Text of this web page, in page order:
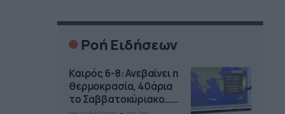
Ροή Ειδήσεων
Καιρός 6-8: Ανεβαίνει η
θερμοκρασία, 40άρια
το Σαββατοκύριακο…